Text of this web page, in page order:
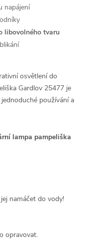
napájení
libovolného tvaru
osvětlení do
Gardlov 25477 je
používání a
lampa pampeliška
namáčet do vody!
opravovat.